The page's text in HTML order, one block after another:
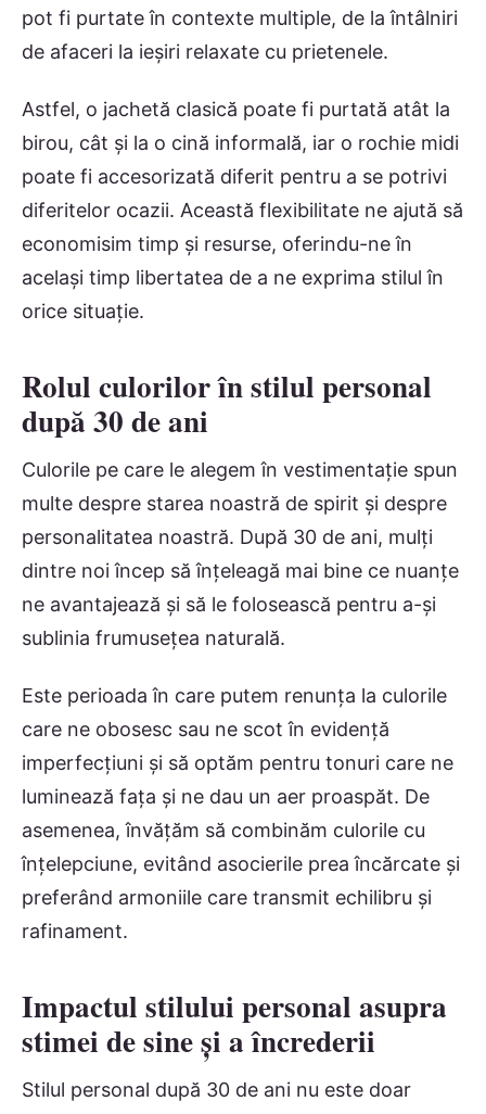
pot fi purtate în contexte multiple, de la întâlniri
de afaceri la ieșiri relaxate cu prietenele.
Astfel, o jachetă clasică poate fi purtată atât la
birou, cât și la o cină informală, iar o rochie midi
poate fi accesorizată diferit pentru a se potrivi
diferitelor ocazii. Această flexibilitate ne ajută să
economisim timp și resurse, oferindu-ne în
același timp libertatea de a ne exprima stilul în
orice situație.
Rolul culorilor în stilul personal
după 30 de ani
Culorile pe care le alegem în vestimentație spun
multe despre starea noastră de spirit și despre
personalitatea noastră. După 30 de ani, mulți
dintre noi încep să înțeleagă mai bine ce nuanțe
ne avantajează și să le folosească pentru a-și
sublinia frumusețea naturală.
Este perioada în care putem renunța la culorile
care ne obosesc sau ne scot în evidență
imperfecțiuni și să optăm pentru tonuri care ne
luminează fața și ne dau un aer proaspăt. De
asemenea, învățăm să combinăm culorile cu
înțelepciune, evitând asocierile prea încărcate și
preferând armoniile care transmit echilibru și
rafinament.
Impactul stilului personal asupra
stimei de sine și a încrederii
Stilul personal după 30 de ani nu este doar